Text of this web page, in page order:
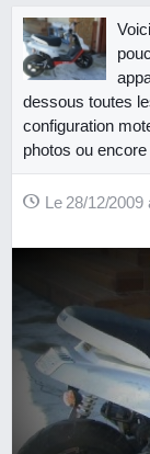
dessous toutes
configuration
photos ou
Le 28/12/2009